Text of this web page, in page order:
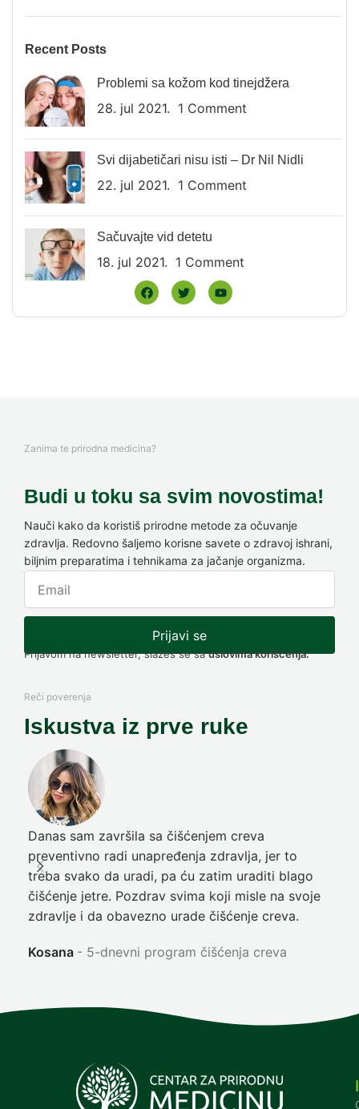
Recent Posts
Problemi sa kožom kod tinejdžera
28. jul 2021. 1 Comment
Svi dijabetičari nisu isti – Dr Nil Nidli
22. jul 2021. 1 Comment
Sačuvajte vid detetu
18. jul 2021. 1 Comment
Zanima te prirodna medicina?
Budi u toku sa svim novostima!
Nauči kako da koristiš prirodne metode za očuvanje
zdravlja. Redovno šaljemo korisne savete o zdravoj ishrani,
biljnim preparatima i tehnikama za jačanje organizma.
Prijavi se
Prijavom na newsletter, slažeš se sauslovima korišćenja.
Reči poverenja
Iskustva iz prve ruke
Danas sam završila sa čišćenjem creva
preventivno radi unapređenja zdravlja, jer to
treba svako da uradi, pa ću zatim uraditi blago
čišćenje jetre. Pozdrav svima koji misle na svoje
zdravlje i da obavezno urade čišćenje creva.
Kosana 5-dnevni program čišćenja creva